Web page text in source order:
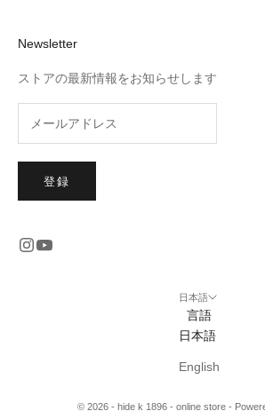
Newsletter
ストアの最新情報をお知らせします
登録
日本語
言語
日本語
English
© 2026 - hide k 1896 - online store -